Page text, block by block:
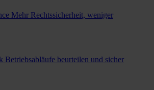
Mehr Rechtssicherheit, weniger
Betriebsabläufe beurteilen und sicher